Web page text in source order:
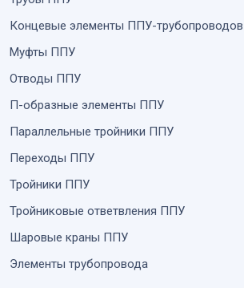
Концевые элементы ППУ-трубопроводов
Муфты ППУ
Отводы ППУ
П-образные элементы ППУ
Параллельные тройники ППУ
Переходы ППУ
Тройники ППУ
Тройниковые ответвления ППУ
Шаровые краны ППУ
Элементы трубопровода